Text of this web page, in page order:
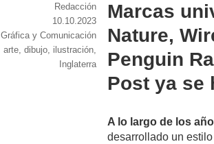
Marcas
Nature,
Penguin
Post ya se
A lo largo de los
desarrollado un
https://www.experimenta.es/author/
Redacción
Publicado
el
10.10.2023
Categorías
Gráfica y Comunicación
Etiquetas
arte,dibujo, ilustración,
Inglaterra